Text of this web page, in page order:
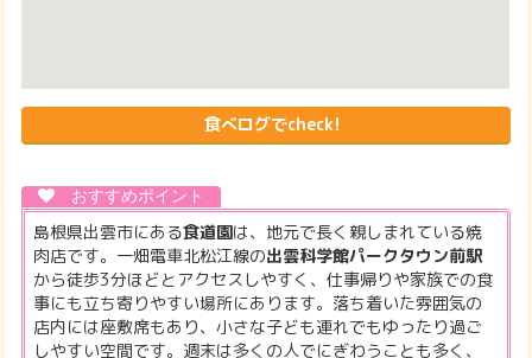
食べログでcheck!
島根県出雲市にある食道園は、地元で長く親しまれている焼
肉店です。一畑電車北松江線の出雲科学館パークタウン前駅
から徒歩3分ほどとアクセスしやすく、仕事帰りや家族での食
事にも立ち寄りやすい場所にあります。落ち着いた雰囲気の
店内には座敷席もあり、小さな子ども連れでもゆったり過ご
しやすい空間です。週末は多くの人でにぎわうことも多く、